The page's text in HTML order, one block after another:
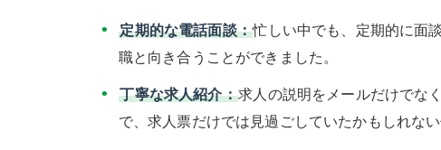
定期的な電話面談：忙しい中でも、定期的に面
職と向き合うことができました。
丁寧な求人紹介：求人の説明をメールだけでな
で、求人票だけでは見過ごしていたかもしれな